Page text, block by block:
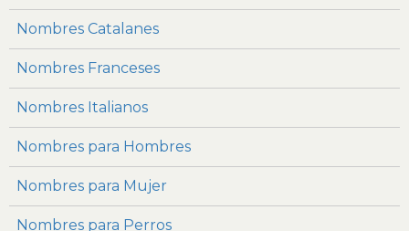
Nombres Catalanes
Nombres Franceses
Nombres Italianos
Nombres para Hombres
Nombres para Mujer
Nombres para Perros